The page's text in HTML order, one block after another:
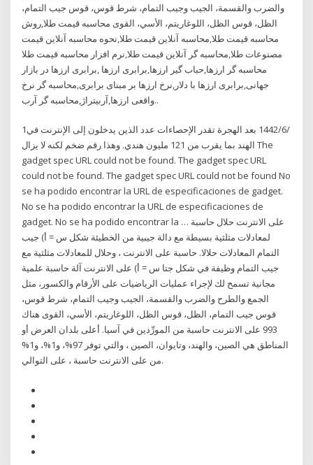
والضرب والقسمة، الجيب وجيب التمام، شرط قوس، قوس جيب التمام،
الظل، قوس الظل، اللوغاريتم، الأسي، القوى محاسبه قیمت طلا,روش
محاسبه قیمت طلا,محاسبه آنلاین قیمت طلا,نحوه محاسبه آنلاین قیمت
مصنوعات طلا,محاسبه گر آنلاین قیمت طلا,نرم افزار محاسبه قیمت طلا
محاسبه گر ارزها,حباب گیر ارزها,برابری ارزها ,برابری ارزها در بازار
جهانی,برابری ارزها با دلار,نرخ ارزها بر مبنای برابری,محاسبه گر نرخ
واقعی ارزها,آربیتراژ,محاسبه گر آرب..
1‏‏/6‏‏/1442 بعد الهجرة تقدر الإحصاءات عدد الذين يدخلون إلى الإنترنت في
الهند بما يقرب من 121 مليون هندي. وهذا رقم ضخم لكنه لا يزال The
gadget spec URL could not be found. The gadget spec URL
could not be found. The gadget spec URL could not be found No
se ha podido encontrar la URL de especificaciones de gadget.
No se ha podido encontrar la URL de especificaciones de
gadget. No se ha podido encontrar la … على الانترنت حلال حاسبة
لمعادلات مثلثية بسيطة مع دالة جيبية من الخطيئة شكل س = أ) جيب
التمام المعادلات حلالا. حاسبة على الانترنت ، وحلال للمعادلات مثلثية مع
جيب التمام وظيفة في شكل جتا س = أ) على الانترنت آلة حاسبة علمية
مجانية تسمح لك لإجراء عمليات الرياضيات على الأرقام والكسور، مثل
الجمع والطرح والضرب والقسمة، الجيب وجيب التمام، شرط قوس،
قوس جيب التمام، الظل، قوس الظل، اللوغاريتم، الأسي، القوى هناك
993 على الانترنت حاسبة من المورِّدين في آسيا. أعلى بلدان العرض أو
المناطق هي الصين، والهند، وتايوان، الصين ، والتي توفر 97%، و1%، و1%
من على الانترنت حاسبة ، على التوالي.